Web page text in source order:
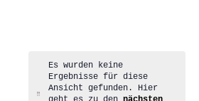
Hinweis
Es wurden keine
Ergebnisse für diese
Ansicht gefunden. Hier